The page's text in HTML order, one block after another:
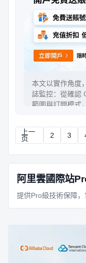
本文以實作角度
誌監控：從確認
範圍與訂閱模式
見落差原因：權
詢維度不一致，
性。用可落地
上一
页
2 3
阿里雲國際站
提供Pro級技術保障，